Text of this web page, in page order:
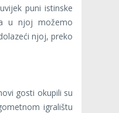
puni istinske
u njoj možemo
njoj, preko
gosti okupili su
igralištu